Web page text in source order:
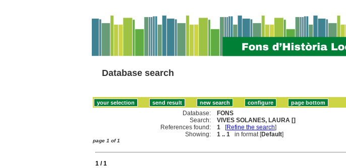
Database search
Database:
FONS
Search:
VIVES SOLANES, LAURA []
References found:
1 [Refine the search]
Showing:
1 .. 1 in format [Default]
page 1 of 1
1 / 1